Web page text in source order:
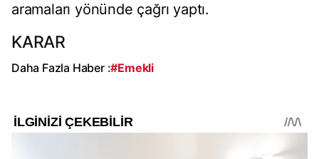
aramaları yönünde çağrı yaptı.
KARAR
Daha Fazla Haber :#Emekli